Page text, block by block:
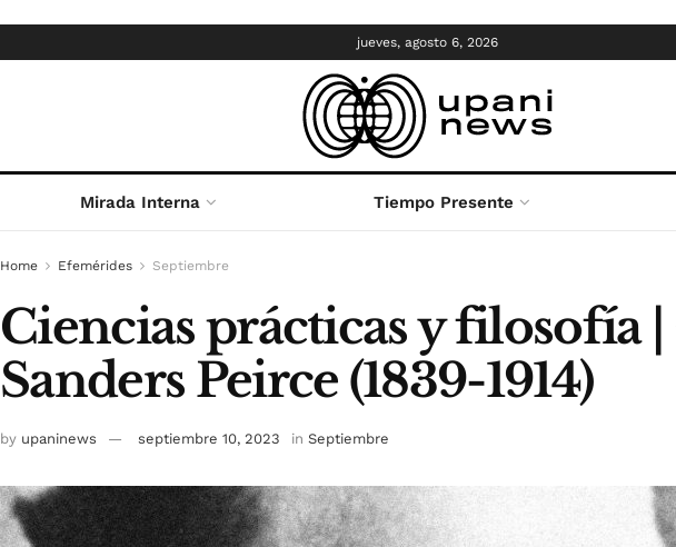
jueves, agosto 6, 2026
Mirada Interna Tiempo Presente
Home Efemérides Septiembre
Ciencias prácticas y filosofía
Sanders Peirce (1839-1914)
by upaninews septiembre 10, 2023 in Septiembre